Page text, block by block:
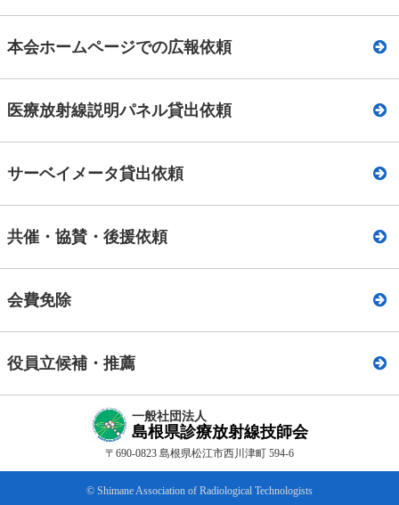
本会ホームページでの広報依頼
医療放射線説明パネル貸出依頼
サーベイメータ貸出依頼
共催・協賛・後援依頼
会費免除
役員立候補・推薦
一般社団法人
島根県診療放射線技師会
〒690-0823 島根県松江市西川津町 594-6
© Shimane Association of Radiological Technologists